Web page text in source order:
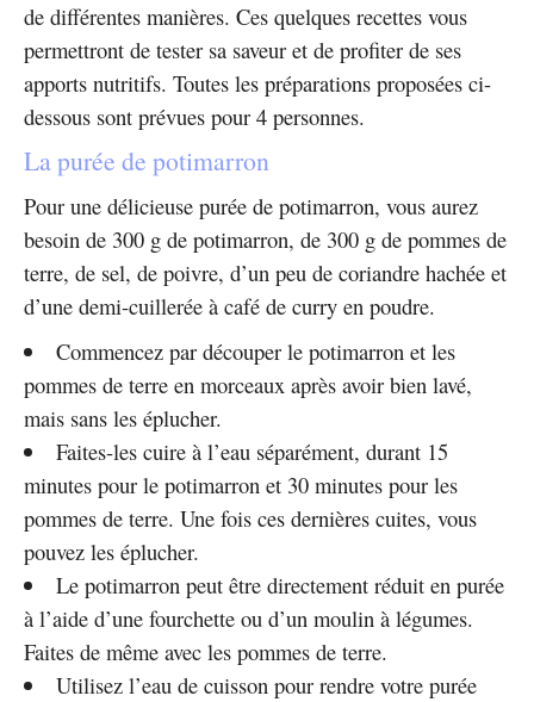
de différentes manières. Ces quelques recettes vous
permettront de tester sa saveur et de profiter de ses
apports nutritifs. Toutes les préparations proposées ci-
dessous sont prévues pour 4 personnes.
La purée de potimarron
Pour une délicieuse purée de potimarron, vous aurez
besoin de 300 g de potimarron, de 300 g de pommes de
terre, de sel, de poivre, d’un peu de coriandre hachée et
d’une demi-cuillerée à café de curry en poudre.
Commencez par découper le potimarron et les
pommes de terre en morceaux après avoir bien lavé,
mais sans les éplucher.
Faites-les cuire à l’eau séparément, durant 15
minutes pour le potimarron et 30 minutes pour les
pommes de terre. Une fois ces dernières cuites, vous
pouvez les éplucher.
Le potimarron peut être directement réduit en purée
à l’aide d’une fourchette ou d’un moulin à légumes.
Faites de même avec les pommes de terre.
Utilisez l’eau de cuisson pour rendre votre purée